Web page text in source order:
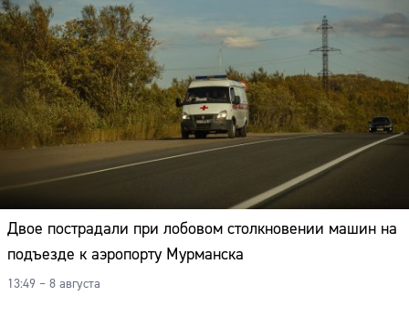
Двое пострадали при лобовом столкновении машин на
подъезде к аэропорту Мурманска
13:49 – 8 августа